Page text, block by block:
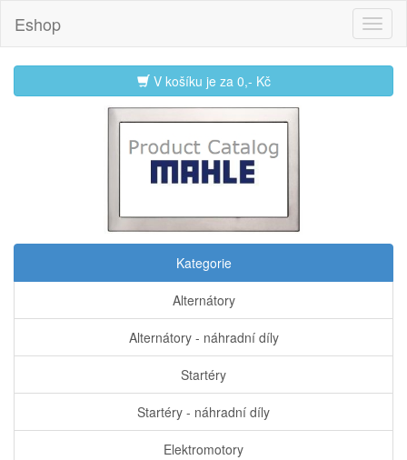
Eshop
V košíku je za 0,- Kč
Kategorie
Alternátory
Alternátory - náhradní díly
Startéry
Startéry - náhradní díly
Elektromotory